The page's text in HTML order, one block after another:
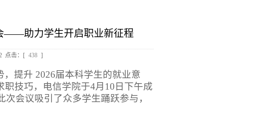
——助力学生开启职业新征程
点击：[ 438 ]
，提升 2026届本科学生的就业意
技巧，电信学院于4月10日下午成
会议吸引了众多学生踊跃参与，